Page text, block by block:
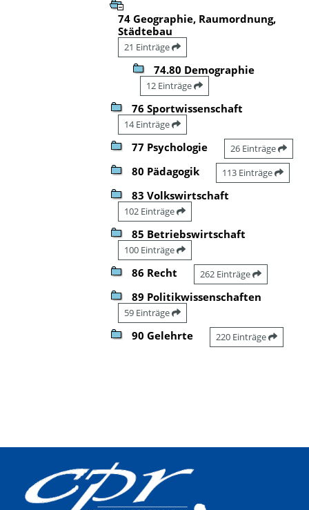
74 Geographie, Raumordnung,
Städtebau
21 Einträge
74.80 Demographie
12 Einträge
76 Sportwissenschaft
14 Einträge
77 Psychologie 26 Einträge
80 Pädagogik 113 Einträge
83 Volkswirtschaft
102 Einträge
85 Betriebswirtschaft
100 Einträge
86 Recht 262 Einträge
89 Politikwissenschaften
59 Einträge
90 Gelehrte 220 Einträge